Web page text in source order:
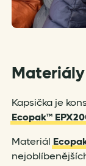
Materiály
Kapsička je
Ecopak™
Materiál